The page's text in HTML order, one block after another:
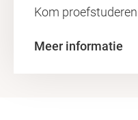
Kom
Meer informatie